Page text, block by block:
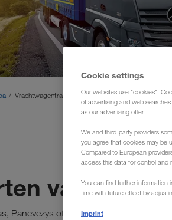
Vrachtwagentransporten Litouwen (Expeditiebedrijf)
vanuit /
Panevezys of Klapeida moet, met ons
Cookie settings
Our websites use "cookies".
of advertising and web
as our advertising offer.
We and third-party providers
you agree that cookies may be
Compared to European
access this data for control and
You can find further information
time with future effect by
Imprint